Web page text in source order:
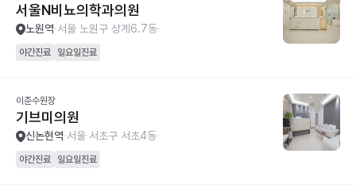
서울N비뇨의학과의원
노원역 서울 노원구 상계6.7동
야간진료 일요일진료
이준수원장
기브미의원
신논현역 서울 서초구 서초4동
야간진료 일요일진료